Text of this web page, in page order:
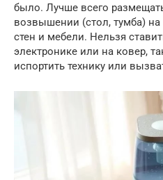
было. Лучше всего
возвышении (стол, тумба) на
стен и мебели. Нельзя
электронике или на ковер,
испортить технику или